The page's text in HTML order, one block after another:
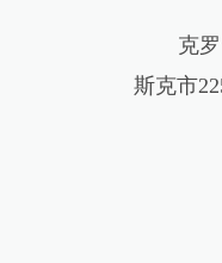
克罗诺
斯克市